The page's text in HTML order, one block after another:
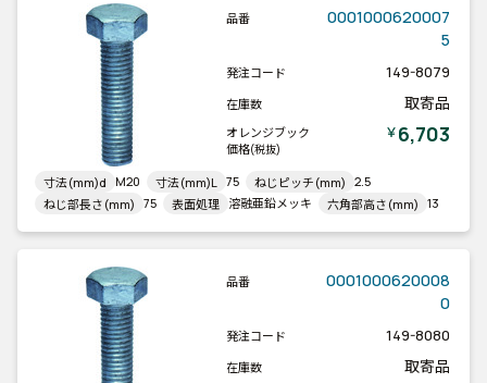
品番
0001000620007
5
発注コード 149-8079
在庫数 取寄品
オレンジブック
価格(税抜)
￥6,703
寸法(mm)d M20 寸法(mm)L 75 ねじピッチ(mm) 2.5
ねじ部長さ(mm) 75 表面処理 溶融亜鉛メッキ 六角部高さ(mm) 13
品番
0001000620008
0
発注コード 149-8080
在庫数 取寄品